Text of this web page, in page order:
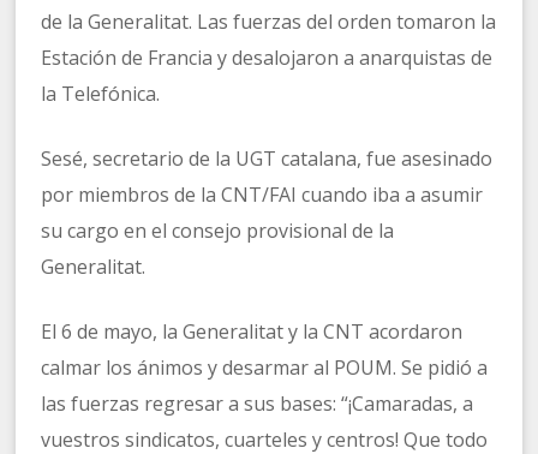
de la Generalitat. Las fuerzas del orden tomaron la
Estación de Francia y desalojaron a anarquistas de
la Telefónica.
Sesé, secretario de la UGT catalana, fue asesinado
por miembros de la CNT/FAI cuando iba a asumir
su cargo en el consejo provisional de la
Generalitat.
El 6 de mayo, la Generalitat y la CNT acordaron
calmar los ánimos y desarmar al POUM. Se pidió a
las fuerzas regresar a sus bases: “¡Camaradas, a
vuestros sindicatos, cuarteles y centros! Que todo